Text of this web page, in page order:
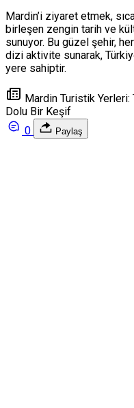
Mardin’i ziyaret etmek,
birleşen zengin tarih ve
sunuyor. Bu güzel şehir,
dizi aktivite sunarak,
yere sahiptir.
Mardin Turistik
Dolu Bir Keşif
0
Paylaş